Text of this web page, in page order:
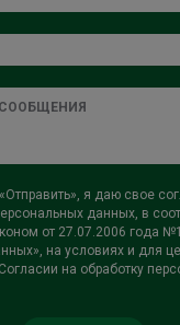
я даю свое
данных, в
от 27.07.2006 года
на условиях и для
на обработку